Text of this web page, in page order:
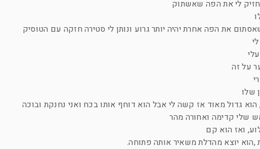
לי את הפה שאשתוק
את הפה אחרת יהיה יותר גרוע ונותן לי סטירה חזקה עם הטוסיק
על זה
שלו
גדול מאוד אז קשה לי אבל הוא דוחף אותו בכח ואני נחנקת ובוכה
שלי קדימה ואחורה מהר
ואז הוא קם
,הוא יוצא מהדלת משאיר אותה פתוחה.